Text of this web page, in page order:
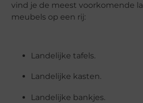
vind je de meest voorkomende
meubels op een rij:
Landelijke tafels.
Landelijke kasten.
Landelijke bankjes.